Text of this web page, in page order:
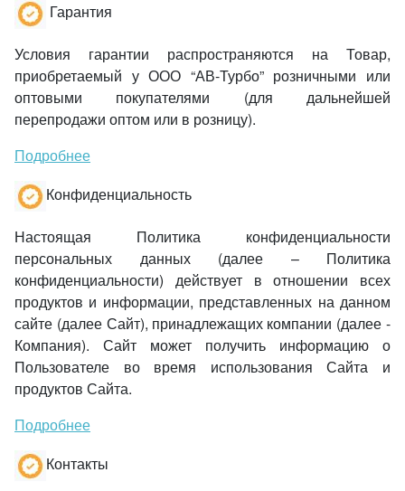
Гарантия
Условия гарантии распространяются на Товар,
приобретаемый у ООО “АВ-Турбо” розничными или
оптовыми покупателями (для дальнейшей
перепродажи оптом или в розницу).
Подробнее
Конфиденциальность
Настоящая Политика конфиденциальности
персональных данных (далее – Политика
конфиденциальности) действует в отношении всех
продуктов и информации, представленных на данном
сайте (далее Сайт), принадлежащих компании (далее -
Компания). Сайт может получить информацию о
Пользователе во время использования Сайта и
продуктов Сайта.
Подробнее
Контакты